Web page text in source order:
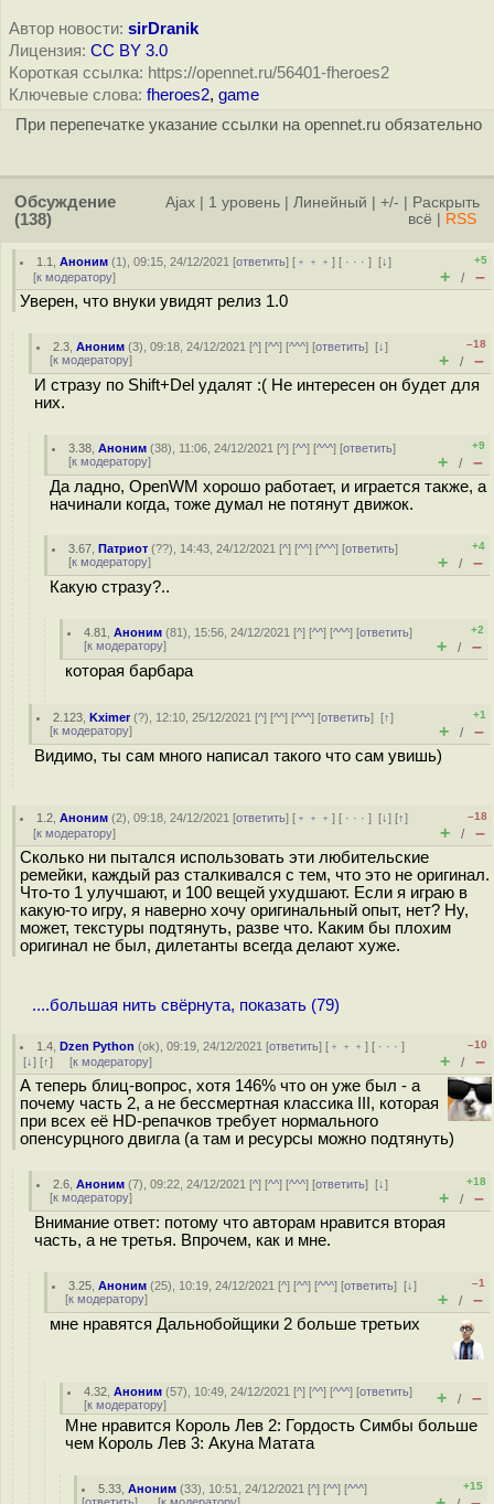
Автор новости: sirDranik
Лицензия: CC BY 3.0
Короткая ссылка: https://opennet.ru/56401-fheroes2
Ключевые слова: fheroes2, game
При перепечатке указание ссылки на opennet.ru обязательно
Обсуждение
(138)
Ajax 1 уровень Линейный +/-
Раскрыть
всё
RSS
1.1 ,Аноним (1), 09:15, 24/12/2021 [ответить] [ ﹢﹢﹢] [ · · ·][↓]
[к модератору]
+5
+ / –
Уверен, что внуки увидят релиз 1.0
2.3 ,Аноним (3), 09:18, 24/12/2021 [^] [^^] [^^^] [ответить][↓]
[к модератору]
–18
+ / –
И стразу по Shift+Del удалят :( Не интересен он будет для
них.
3.38 ,Аноним (38), 11:06, 24/12/2021 [^] [^^] [^^^] [ответить]
[к модератору]
+9
+ / –
Да ладно, OpenWM хорошо работает, и играется также, а
начинали когда, тоже думал не потянут движок.
3.67 ,Патриот (??), 14:43, 24/12/2021 [^] [^^] [^^^] [ответить]
[к модератору]
+4
+ / –
Какую стразу?..
4.81 ,Аноним (81), 15:56, 24/12/2021 [^] [^^] [^^^] [ответить]
[к модератору]
+2
+ / –
которая барбара
2.123 ,Kximer(?), 12:10, 25/12/2021 [^] [^^] [^^^] [ответить][↑]
[к модератору]
+1
+ / –
Видимо, ты сам много написал такого что сам увишь)
1.2 ,Аноним (2), 09:18, 24/12/2021 [ответить] [ ﹢﹢﹢] [ · · ·][↓] [↑]
[к модератору]
–18
+ / –
Сколько ни пытался использовать эти любительские
ремейки, каждый раз сталкивался с тем, что это не оригинал.
Что-то 1 улучшают, и 100 вещей ухудшают. Если я играю в
какую-то игру, я наверно хочу оригинальный опыт, нет? Ну,
может, текстуры подтянуть, разве что. Каким бы плохим
оригинал не был, дилетанты всегда делают хуже.
....большая нить свёрнута, показать (79)
1.4 ,Dzen Python (ok), 09:19, 24/12/2021 [ответить] [ ﹢﹢﹢] [ · · ·]
[↓] [↑] [к модератору]
–10
+ / –
А теперь блиц-вопрос, хотя 146% что он уже был - а
почему часть 2, а не бессмертная классика III, которая
при всех её HD-репачков требует нормального
опенсурцного двигла (а там и ресурсы можно подтянуть)
2.6 ,Аноним (7), 09:22, 24/12/2021 [^] [^^] [^^^] [ответить][↓]
[к модератору]
+18
+ / –
Внимание ответ: потому что авторам нравится вторая
часть, а не третья. Впрочем, как и мне.
3.25 ,Аноним (25), 10:19, 24/12/2021 [^] [^^] [^^^] [ответить][↓]
[к модератору]
–1
+ / –
мне нравятся Дальнобойщики 2 больше третьих
4.32 ,Аноним (57), 10:49, 24/12/2021 [^] [^^] [^^^] [ответить]
[к модератору] + / –
Мне нравится Король Лев 2: Гордость Симбы больше
чем Король Лев 3: Акуна Матата
5.33 ,Аноним (33), 10:51, 24/12/2021 [^] [^^] [^^^]
+15